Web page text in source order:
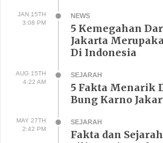
JAN 15TH
3:08 PM
NEWS
5 Kemegahan
Jakarta
Di Indonesia
AUG 15TH
4:22 AM
SEJARAH
5 Fakta Menarik
Bung Karno
MAY 27TH
2:42 PM
SEJARAH
Fakta dan